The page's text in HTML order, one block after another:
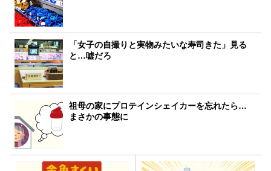
「女子の自撮りと実物みたいな寿司きた」見る
と…嘘だろ
祖母の家にプロテインシェイカーを忘れたら…
まさかの事態に